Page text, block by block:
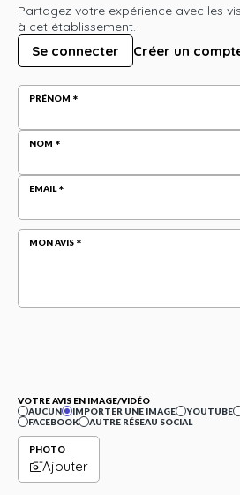
Partagez votre expérience avec les
à cet établissement.
Se connecter Créer un
PRÉNOM
NOM
EMAIL
MON AVIS
VOTRE AVIS EN IMAGE/VIDÉO
AUCUN
IMPORTER UNE IMAGE YOUTUBE
FACEBOOK
AUTRE RÉSEAU SOCIAL
PHOTO
Ajouter